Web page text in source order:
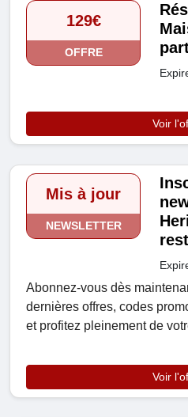
129€
OFFRE
Voir
Mis à jour
NEWSLETTER
Abonnez-vous dès
dernières offres, codes
et profitez pleinement de
Voir